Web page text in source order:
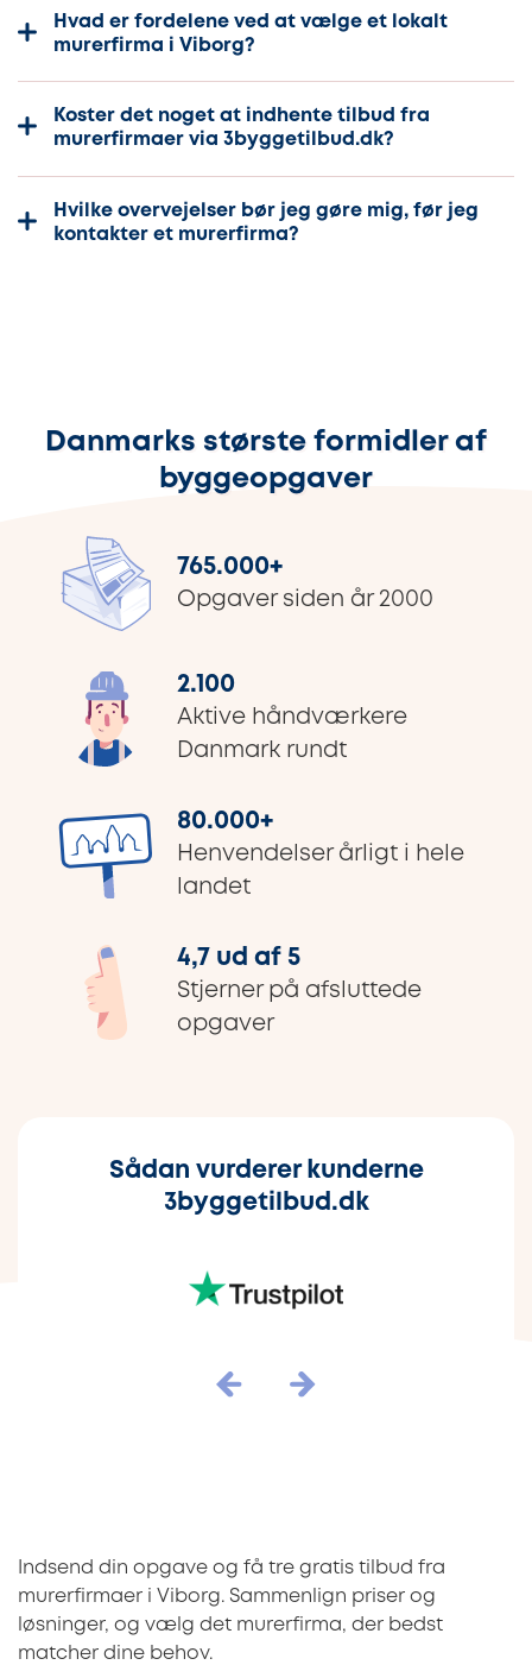
Hvad er fordelene ved at vælge et lokalt
murerfirma i Viborg?
Koster det noget at indhente tilbud fra
murerfirmaer via 3byggetilbud.dk?
Hvilke overvejelser bør jeg gøre mig, før jeg
kontakter et murerfirma?
Danmarks største formidler af
byggeopgaver
765.000+
Opgaver siden år 2000
2.100
Aktive håndværkere
Danmark rundt
80.000+
Henvendelser årligt i hele
landet
4,7 ud af 5
Stjerner på afsluttede
opgaver
Sådan vurderer kunderne
3byggetilbud.dk
Indsend din opgave og få tre gratis tilbud fra
murerfirmaer i Viborg. Sammenlign priser og
løsninger, og vælg det murerfirma, der bedst
matcher dine behov.